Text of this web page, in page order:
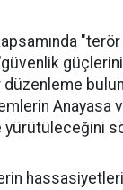
"terör
Anayasa